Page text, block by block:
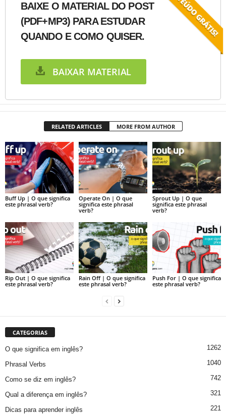
BAIXE O MATERIAL DO POST
(PDF+MP3) PARA ESTUDAR
QUANDO E COMO QUISER.
BAIXAR MATERIAL
RELATED ARTICLES MORE FROM AUTHOR
Buff Up | O que significa
este phrasal verb?
Operate On | O que
significa este phrasal
verb?
Sprout Up | O que
significa este phrasal
verb?
Rip Out | O que significa
este phrasal verb?
Rain Off | O que significa
este phrasal verb?
Push For | O que significa
este phrasal verb?
CATEGORIAS
O que significa em inglês? 1262
Phrasal Verbs 1040
Como se diz em inglês? 742
Qual a diferença em inglês? 321
Dicas para aprender inglês 221